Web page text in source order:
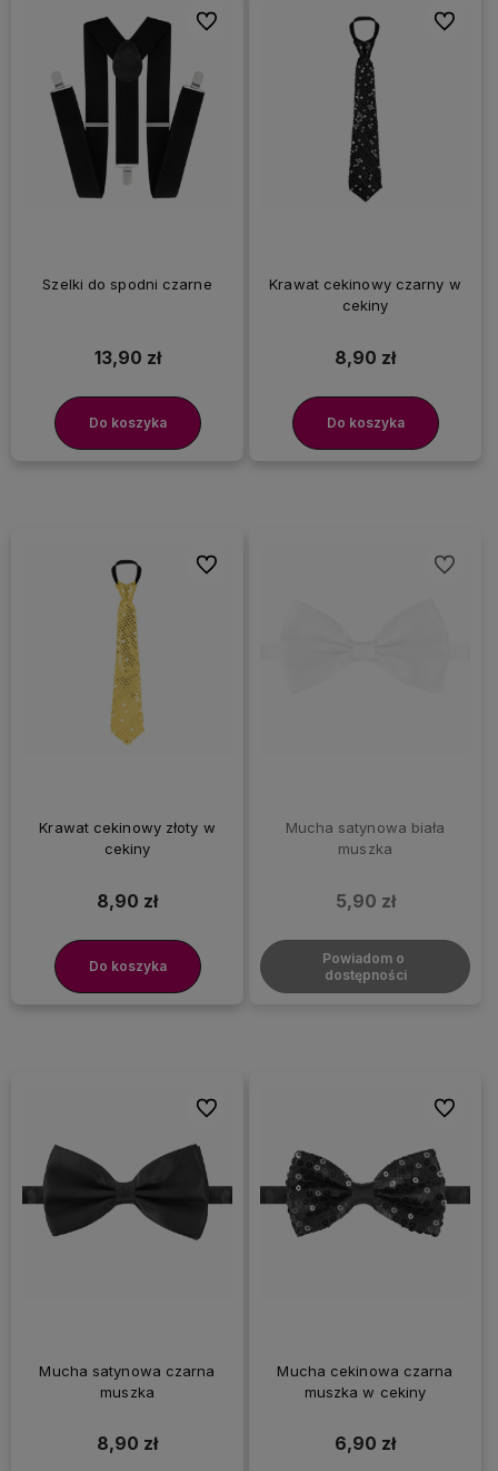
Szelki do spodni czarne
13,90 zł
Do koszyka
Do ulubionych
Krawat cekinowy czarny w
cekiny
8,90 zł
Do koszyka
Do
Krawat cekinowy złoty w
cekiny
8,90 zł
Do koszyka
Do ulubionych
Mucha satynowa biała
muszka
5,90 zł
Powiadom o
dostępności
Do
Mucha satynowa czarna
muszka
8,90 zł
Do ulubionych
Mucha cekinowa czarna
muszka w cekiny
6,90 zł
Do